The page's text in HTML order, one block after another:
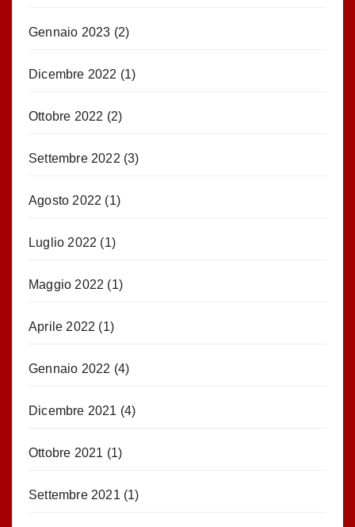
Gennaio 2023 (2)
Dicembre 2022 (1)
Ottobre 2022 (2)
Settembre 2022 (3)
Agosto 2022 (1)
Luglio 2022 (1)
Maggio 2022 (1)
Aprile 2022 (1)
Gennaio 2022 (4)
Dicembre 2021 (4)
Ottobre 2021 (1)
Settembre 2021 (1)